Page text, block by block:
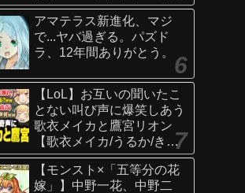
情報
【Switch/Win10/PE/PS/Xb
ox】
アマテラス新進化、マジ
で...ヤバ過ぎる。パズド
ラ、12年間ありがとう。
【LoL】お互いの聞いたこ
とない叫び声に爆笑しあう
歌衣メイカと鷹宮リオン
【歌衣メイカ/うるか/きな
こ/ありさか/鷹宮リオン】
【モンスト×「五等分の花
嫁」】中野一花、中野二